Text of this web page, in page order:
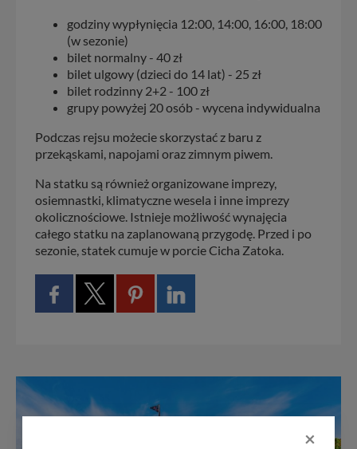
godziny wypłynięcia 12:00, 14:00, 16:00, 18:00
(w sezonie)
bilet normalny - 40 zł
bilet ulgowy (dzieci do 14 lat) - 25 zł
bilet rodzinny 2+2 - 100 zł
grupy powyżej 20 osób - wycena indywidualna
Podczas rejsu możecie skorzystać z baru z
przekąskami, napojami oraz zimnym piwem.
Na statku są również organizowane imprezy,
osiemnastki, klimatyczne wesela i inne imprezy
okolicznościowe. Istnieje możliwość wynajęcia
całego statku na zaplanowaną przygodę. Przed i po
sezonie, statek cumuje w porcie Cicha Zatoka.
×